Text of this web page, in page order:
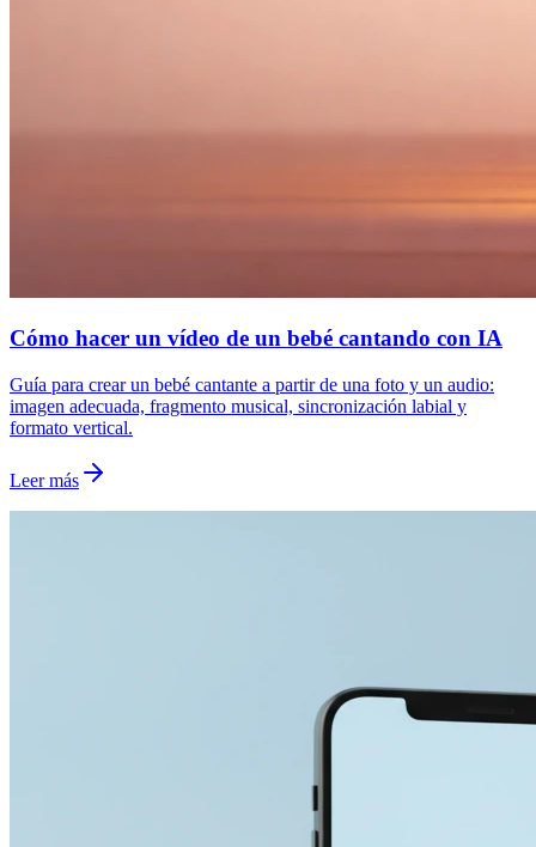
Cómo hacer un vídeo de un bebé cantando con IA
Guía para crear un bebé cantante a partir de una foto y un audio:
imagen adecuada, fragmento musical, sincronización labial y
formato vertical.
Leer más